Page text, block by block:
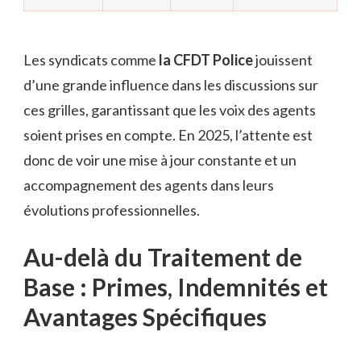
Les syndicats comme la CFDT Policejouissent
d’une grande influence dans les discussions sur
ces grilles, garantissant que les voix des agents
soient prises en compte. En 2025, l’attente est
donc de voir une mise à jour constante et un
accompagnement des agents dans leurs
évolutions professionnelles.
Au-delà du Traitement de
Base : Primes, Indemnités et
Avantages Spécifiques